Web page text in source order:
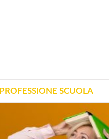
PROFESSIONE SCUOLA